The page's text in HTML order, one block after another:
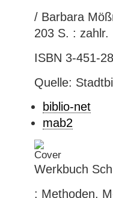
/ Barbara
203 S. : zahlr.
ISBN 3-451-
Quelle:
biblio-net
mab2
Werkbuch
: Methoden,